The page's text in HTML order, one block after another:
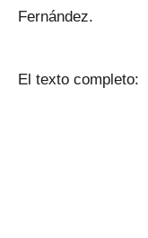
Fernández.
El texto completo: